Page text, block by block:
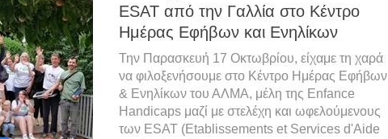
ESAT από την Γαλλία στο Κέντρο
Ημέρας Εφήβων και Ενηλίκων
Την Παρασκευή 17 Οκτωβρίου, είχαμε τη χαρά
να φιλοξενήσουμε στο Κέντρο Ημέρας Εφήβων
& Ενηλίκων του ΑΛΜΑ, μέλη της Enfance
Handicaps μαζί με στελέχη και ωφελούμενους
των ESAT (Etablissements et Services d'Aide